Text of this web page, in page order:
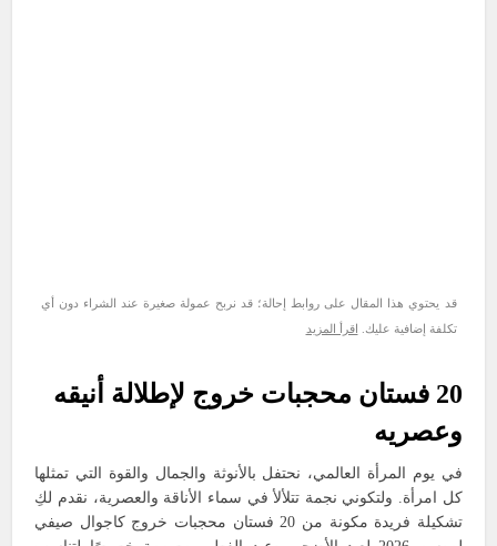
قد يحتوي هذا المقال على روابط إحالة؛ قد نربح عمولة صغيرة عند الشراء دون أي
تكلفة إضافية عليك. اقرأ المزيد
20 فستان محجبات خروج لإطلالة أنيقه
وعصريه
في يوم المرأة العالمي، نحتفل بالأنوثة والجمال والقوة التي تمثلها
كل امرأة. ولتكوني نجمة تتلألأ في سماء الأناقة والعصرية، نقدم لكِ
تشكيلة فريدة مكونة من 20 فستان محجبات خروج كاجوال صيفي